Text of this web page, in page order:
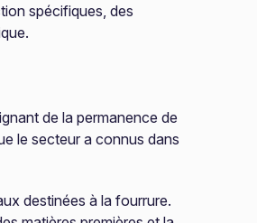
spécifiques, des
de la permanence de
le secteur a connus dans
destinées à la fourrure.